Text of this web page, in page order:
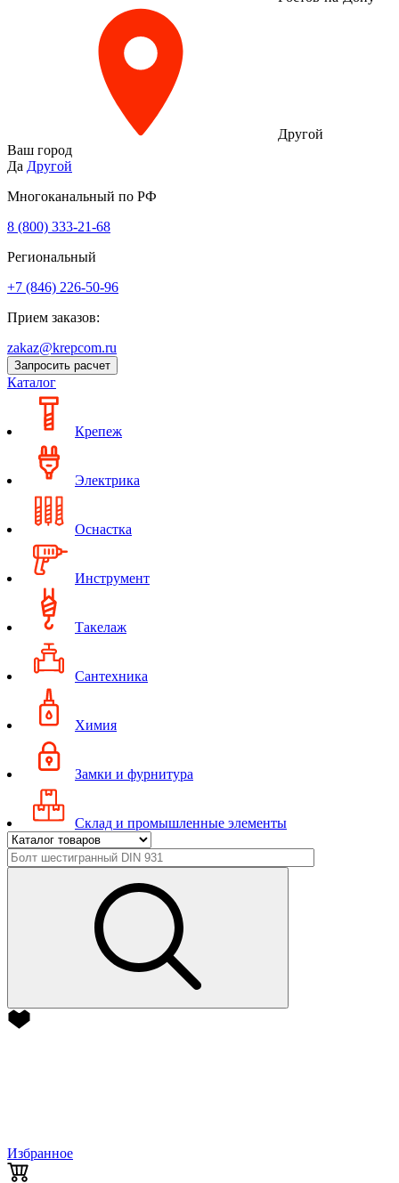
Другой
Ваш город
Да Другой
Многоканальный по РФ
8 (800) 333‑21-68
Региональный
+7 (846) 226-50-96
Прием заказов:
zakaz@krepcom.ru
Запросить расчет
Каталог
Крепеж
Электрика
Оснастка
Инструмент
Такелаж
Сантехника
Химия
Замки и фурнитура
Склад и промышленные элементы
Избранное